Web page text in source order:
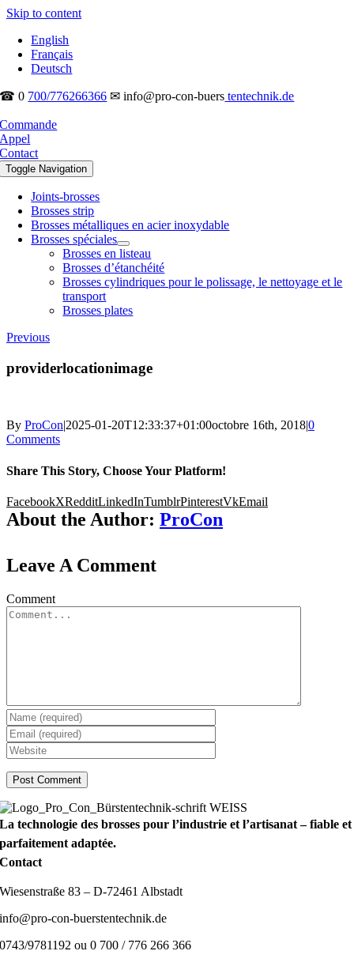
Skip to content
English
Français
Deutsch
☎ 0 700/776266366 ✉ info@pro-con-buers tentechnik.de
Commande
Appel
Contact
Toggle Navigation
Joints-brosses
Brosses strip
Brosses métalliques en acier inoxydable
Brosses spéciales
Brosses en listeau
Brosses d’étanchéité
Brosses cylindriques pour le polissage, le nettoyage et le
transport
Brosses plates
Previous
providerlocationimage
By ProCon|2025-01-20T12:33:37+01:00octobre 16th, 2018|0
Comments
Share This Story, Choose Your Platform!
FacebookXRedditLinkedInTumblrPinterestVkEmail
About the Author: ProCon
Leave A Comment
Comment
La technologie des brosses pour l’industrie et l’artisanat – fiable et
parfaitement adaptée.
Contact
Wiesenstraße 83 – D-72461 Albstadt
info@pro-con-buerstentechnik.de
0743/9781192 ou 0 700 / 776 266 366